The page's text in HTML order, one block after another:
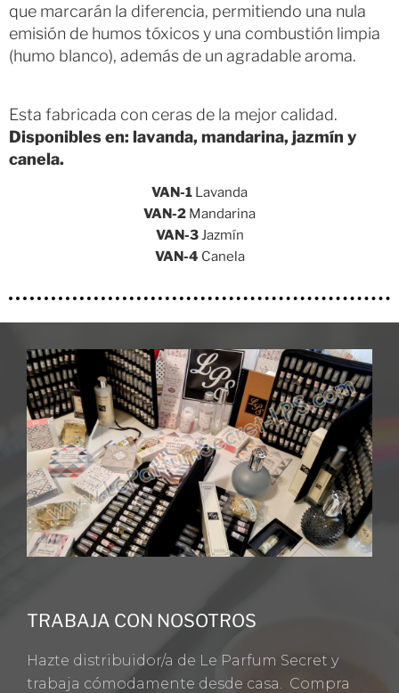
que marcarán la diferencia, permitiendo una nula
emisión de humos tóxicos y una combustión limpia
(humo blanco), además de un agradable aroma.
Esta fabricada con ceras de la mejor calidad.
Disponibles en: lavanda, mandarina, jazmín y
canela.
VAN-1 Lavanda
VAN-2 Mandarina
VAN-3Jazmín
VAN-4 Canela
TRABAJA CON NOSOTROS
Hazte distribuidor/a de Le Parfum Secret y
trabaja cómodamente desde casa. Compra